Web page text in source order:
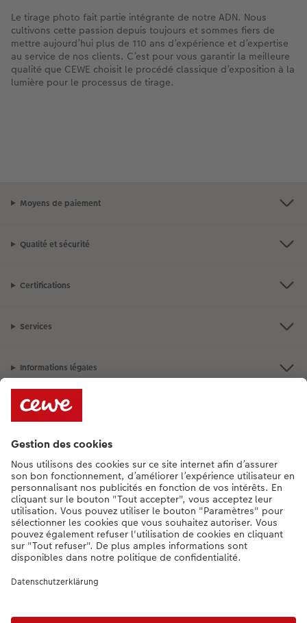
Le tirage photo fait partie intégrante de notre ADN. Nous
cultivons cette passion depuis toujours et sommes fiers de
mettre aujourd’hui plus de 110 ans d’expérience et d’expertise
au service de nos clients. C’est pour vous garantir la meilleure
qualité que CEWE choisit le procédé classique d’exposition à la
lumière pour le processus de tirage.
Moyens de paiement
Qualité et sécurité
Certifications
Services
Informations légales
Assortiment
Besoin d'aide ou d'un conseil pour créer votre produit ?+352 27397723
[Lu-Ve : 9:00 - 20:00h | Sa : 9.00 - 17:00h | Di : 12.00 - 16:00h]
FR|DE| EN
* Le prix de vente incluant la TVA (frais d'expédition supplémentaires)